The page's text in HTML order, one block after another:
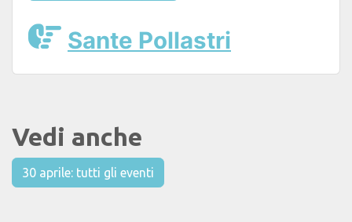
Sante Pollastri
Vedi anche
30 aprile: tutti gli eventi